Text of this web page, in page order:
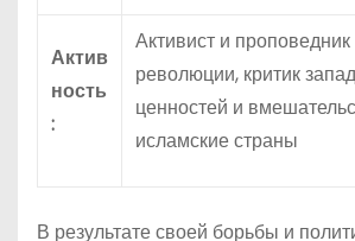
Актив
ность
:
Активист и
революции, критик
ценностей и
исламские страны
В результате своей борьбы и